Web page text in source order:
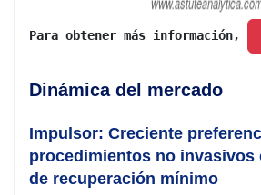
Para obtener más información,
Dinámica del mercado
Impulsor: Creciente
procedimientos no invasivos
de recuperación mínimo